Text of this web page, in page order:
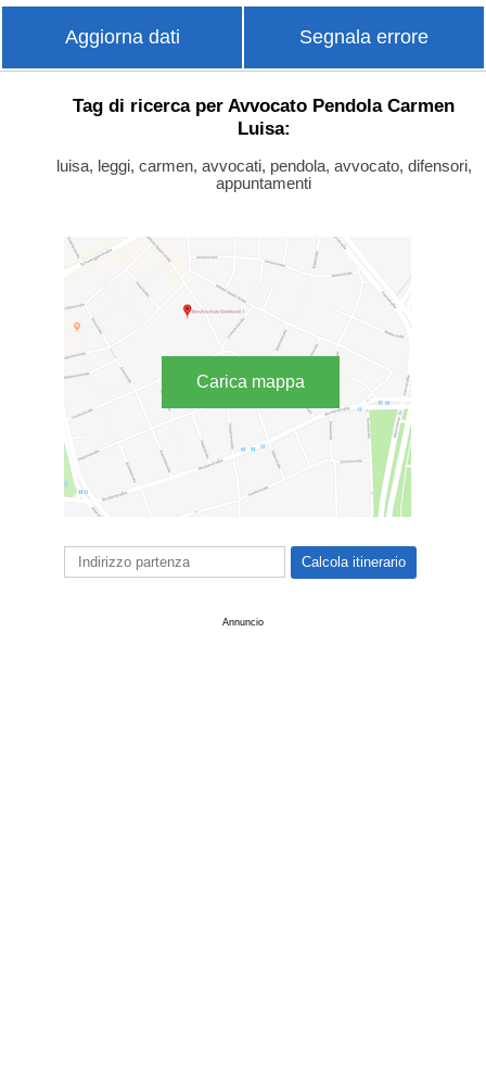
Aggiorna dati Segnala errore
Tag di ricerca per Avvocato Pendola Carmen
Luisa:
luisa, leggi, carmen, avvocati, pendola, avvocato, difensori,
appuntamenti
Carica mappa
Annuncio